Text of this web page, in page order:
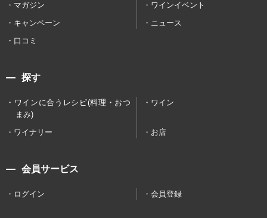
マガジン
ワインイベント
キャンペーン
ニュース
口コミ
探す
ワインに合うレシピ(料理・おつ
まみ)
ワイン
ワイナリー お店
会員サービス
ログイン 会員登録